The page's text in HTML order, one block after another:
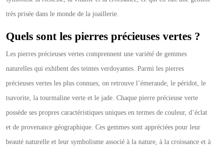
très prisée dans le monde de la joaillerie.
Quels sont les pierres précieuses vertes ?
Les pierres précieuses vertes comprennent une variété de gemmes
naturelles qui exhibent des teintes verdoyantes. Parmi les pierres
précieuses vertes les plus connues, on retrouve l’émeraude, le péridot, le
tsavorite, la tourmaline verte et le jade. Chaque pierre précieuse verte
possède ses propres caractéristiques uniques en termes de couleur, d’éclat
et de provenance géographique. Ces gemmes sont appréciées pour leur
beauté naturelle et leur symbolisme associé à la nature, à la croissance et à